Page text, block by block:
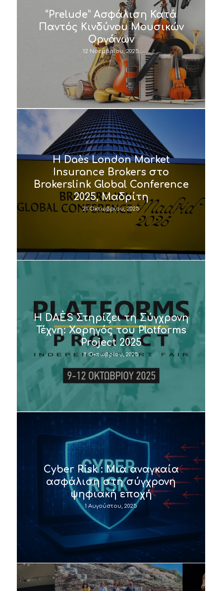
“Prelude” Ασφάλιση Κατά
Παντός Κινδύνου Μουσικών
Οργάνων
12 Νοεμβρίου, 2025
Η Daès London Market
Insurance Brokers στο
Brokerslink Global Conference
2025, Μαδρίτη
21 Οκτωβρίου, 2025
Η DAÈS Στηρίζει τη Σύγχρονη
Τέχνη: Χορηγός του Platforms
Project 2025
8 Οκτωβρίου, 2025
Cyber Risk : Μια αναγκαία
ασφάλιση στη σύγχρονη
ψηφιακή εποχή
1 Αυγούστου, 2025